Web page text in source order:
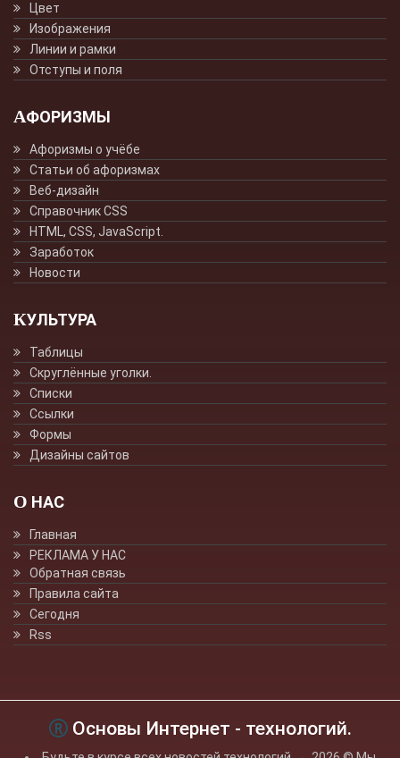
Цвет
Изображения
Линии и рамки
Отступы и поля
АФОРИЗМЫ
Афоризмы о учёбе
Статьи об афоризмах
Веб-дизайн
Справочник CSS
HTML, CSS, JavaScript.
Заработок
Новости
КУЛЬТУРА
Таблицы
Скруглённые уголки.
Списки
Ссылки
Формы
Дизайны сайтов
О НАС
Главная
РЕКЛАМА У НАС
Обратная связь
Правила сайта
Сегодня
Rss
Основы Интернет - технологий.